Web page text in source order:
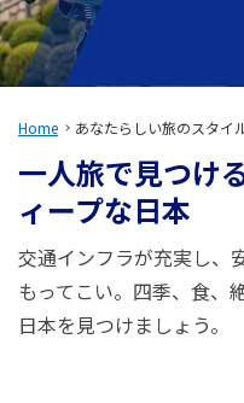
行き先
ANA サービス
Home あなたらしい旅のスタイ
一人旅で見つけ
ィープな日本
交通インフラが充実し、
もってこい。四季、食、
日本を見つけましょう。